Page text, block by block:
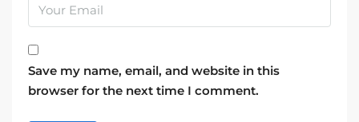
Save my name, email, and website in this
browser for the next time I comment.